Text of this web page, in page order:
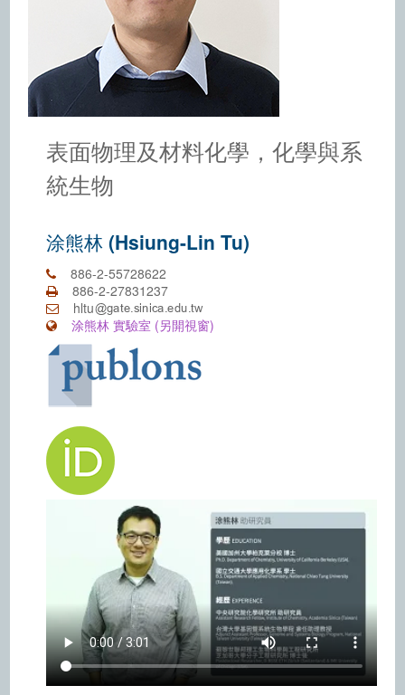
表面物理及材料化學，化學與系
統生物
涂熊林 (Hsiung-Lin Tu)
886-2-55728622
886-2-27831237
hltu
涂熊林 實驗室 (另開視窗)
圖片連結(另開視窗)